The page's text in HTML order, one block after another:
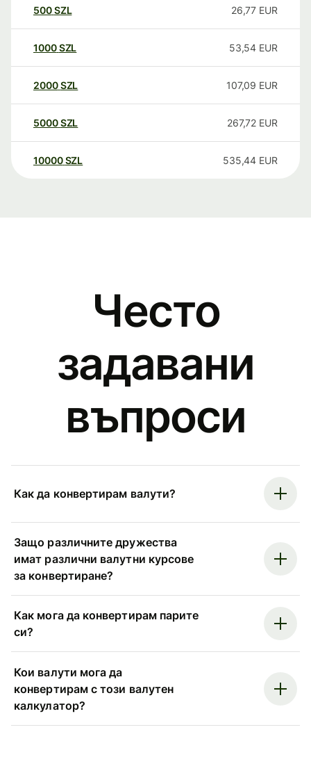
500SZL 26,77 EUR
1000SZL 53,54 EUR
2000SZL 107,09 EUR
5000SZL 267,72 EUR
10000 SZL 535,44 EUR
Често
задавани
въпроси
Как да конвертирам валути?
Защо различните дружества
имат различни валутни курсове
за конвертиране?
Как мога да конвертирам парите
си?
Кои валути мога да
конвертирам с този валутен
калкулатор?